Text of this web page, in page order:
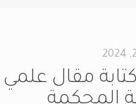
مقال